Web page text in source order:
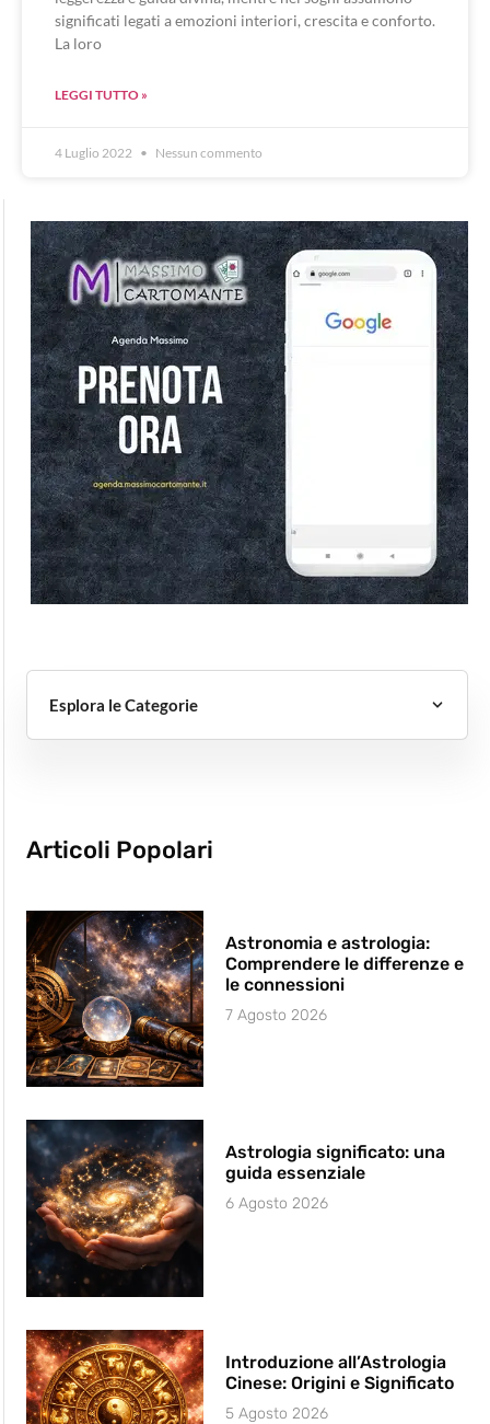
significati legati a emozioni interiori, crescita e conforto.
La loro
LEGGI TUTTO »
4 Luglio 2022 Nessun commento
Esplora le Categorie
Articoli Popolari
Astronomia e astrologia:
Comprendere le differenze e
le connessioni
7 Agosto 2026
Astrologia significato: una
guida essenziale
6 Agosto 2026
Introduzione all’Astrologia
Cinese: Origini e Significato
5 Agosto 2026